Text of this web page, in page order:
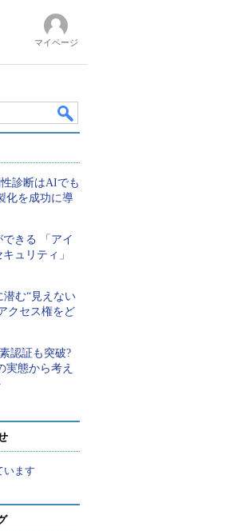
マイページ
診断はAIでも
化を成功に導
きる 「アイ
ュリティ」
む“見えない
クセス権をど
認証も突破?
実態から考え
います